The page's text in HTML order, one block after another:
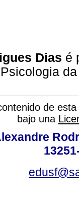
Dias é
de
bajo una